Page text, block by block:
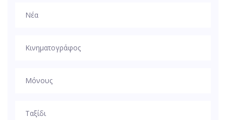
Νέα
Κινηματογράφος
Μόνους
Ταξίδι